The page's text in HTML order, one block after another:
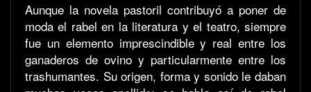
Aunque la novela pastoril contribuyó a poner de
moda el rabel en la literatura y el teatro, siempre
fue un elemento imprescindible y real entre los
ganaderos de ovino y particularmente entre los
trashumantes. Su origen, forma y sonido le daban